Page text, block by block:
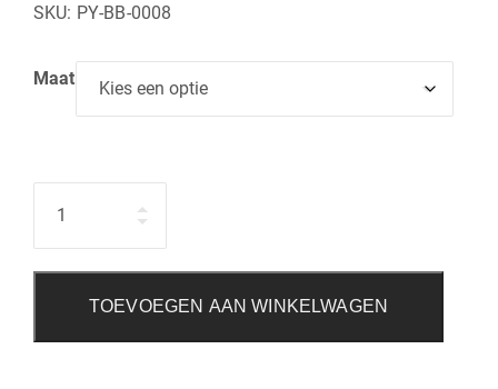
SKU: PY-BB-0008
Maat
TOEVOEGEN AAN WINKELWAGEN